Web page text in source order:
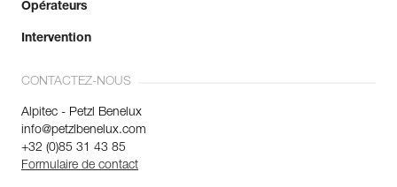
Opérateurs
Intervention
CONTACTEZ-NOUS
Alpitec - Petzl Benelux
info@petzlbenelux.com
+32 (0)85 31 43 85
Formulaire de contact